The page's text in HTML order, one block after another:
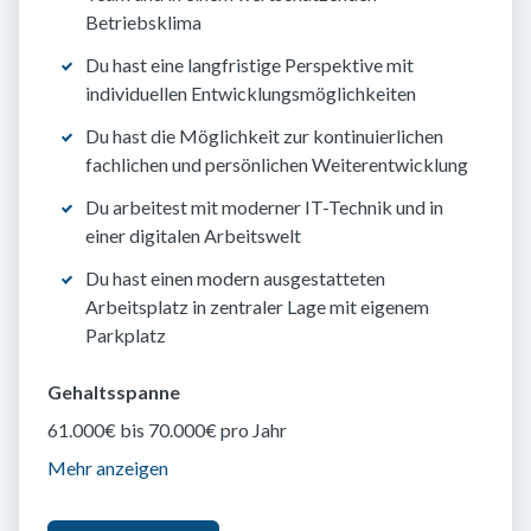
Betriebsklima
Du hast eine langfristige Perspektive mit
individuellen Entwicklungsmöglichkeiten
Du hast die Möglichkeit zur kontinuierlichen
fachlichen und persönlichen Weiterentwicklung
Du arbeitest mit moderner IT-Technik und in
einer digitalen Arbeitswelt
Du hast einen modern ausgestatteten
Arbeitsplatz in zentraler Lage mit eigenem
Parkplatz
Gehaltsspanne
61.000€ bis 70.000€ pro Jahr
Mehr anzeigen